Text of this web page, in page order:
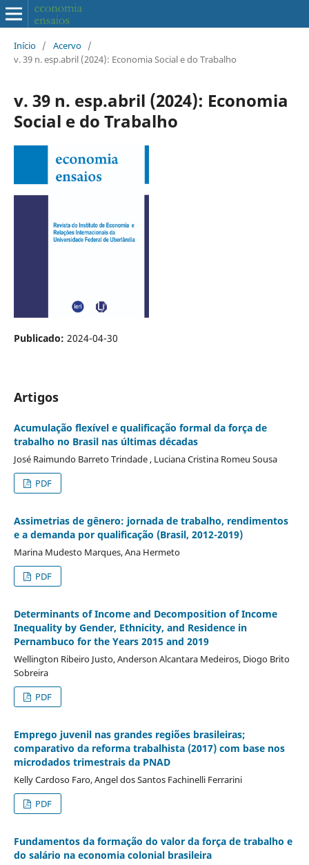
Início / Acervo /
v. 39 n. esp.abril (2024): Economia Social e do Trabalho
v. 39 n. esp.abril (2024): Economia
Social e do Trabalho
Publicado: 2024-04-30
Artigos
Acumulação flexível e qualificação formal da força de
trabalho no Brasil nas últimas décadas
José Raimundo Barreto Trindade , Luciana Cristina Romeu Sousa
PDF
Assimetrias de gênero: jornada de trabalho, rendimentos
e a demanda por qualificação (Brasil, 2012-2019)
Marina Mudesto Marques, Ana Hermeto
PDF
Determinants of Income and Decomposition of Income
Inequality by Gender, Ethnicity, and Residence in
Pernambuco for the Years 2015 and 2019
Wellington Ribeiro Justo, Anderson Alcantara Medeiros, Diogo Brito
Sobreira
PDF
Emprego juvenil nas grandes regiões brasileiras;
comparativo da reforma trabalhista (2017) com base nos
microdados trimestrais da PNAD
Kelly Cardoso Faro, Angel dos Santos Fachinelli Ferrarini
PDF
Fundamentos da formação do valor da força de trabalho e
do salário na economia colonial brasileira